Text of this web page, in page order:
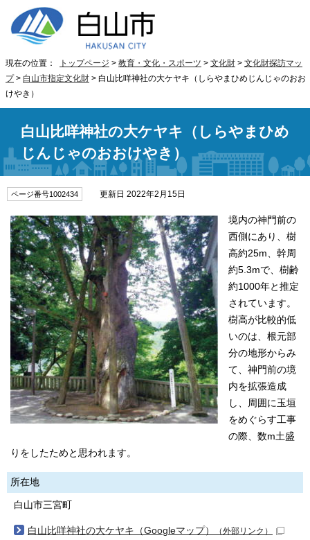
現在の位置： トップページ > 教育・文化・スポーツ > 文化財 > 文化財探訪マッ
プ> 白山市指定文化財 > 白山比咩神社の大ケヤキ（しらやまひめじんじゃのおお
けやき）
白山比咩神社の大ケヤキ（しらやまひめ
じんじゃのおおけやき）
ページ番号1002434 更新日 2022年2月15日
境内の神門前の
西側にあり、樹
高約25m、幹周
約5.3mで、樹齢
約1000年と推定
されています。
樹高が比較的低
いのは、根元部
分の地形からみ
て、神門前の境
内を拡張造成
し、周囲に玉垣
をめぐらす工事
の際、数m土盛
りをしたためと思われます。
所在地
白山市三宮町
白山比咩神社の大ケヤキ（Googleマップ） （外部リンク）